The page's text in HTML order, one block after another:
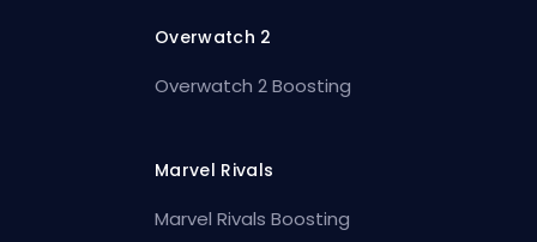
Overwatch 2
Overwatch 2 Boosting
Marvel Rivals
Marvel Rivals Boosting